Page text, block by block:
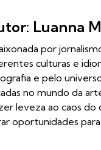
Luanna
por
culturas e
e pelo
no mundo da
leveza ao caos do
oportunidades